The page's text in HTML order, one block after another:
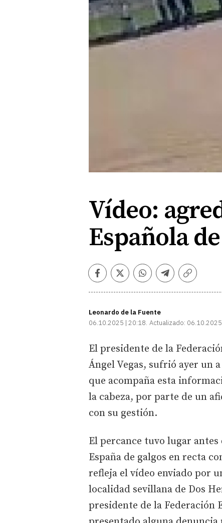
Vídeo:
Española
Facebook
TwitterWhatsapp
Telegram
Copiar
Leonardo de la Fuente
06.10.2025 | 20:18 Actualizado:
El presidente de la
Ángel Vegas, sufrió ayer un
que acompaña esta
la cabeza, por parte de un
con su gestión.
El percance tuvo lugar
España de galgos en recta
refleja el vídeo enviado por
localidad sevillana de Dos
presidente de la Federación